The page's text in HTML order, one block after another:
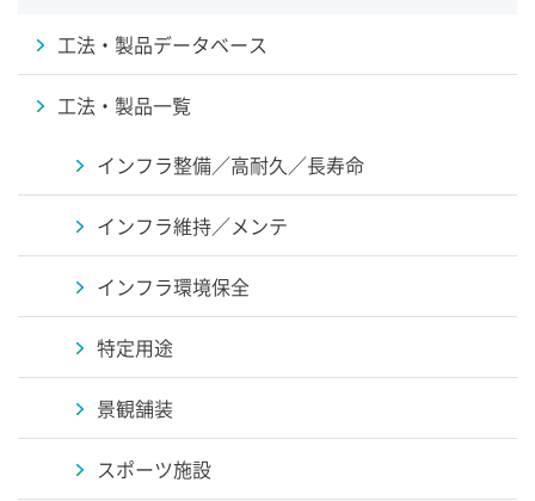
工法・製品データベース
工法・製品一覧
インフラ整備／高耐久／長寿命
インフラ維持／メンテ
インフラ環境保全
特定用途
景観舗装
スポーツ施設